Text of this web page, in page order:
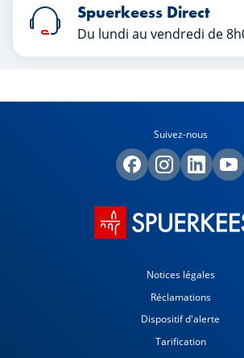
Spuerkeess Direct
Du lundi au vendredi de
Suivez-nous
Notices légales
Réclamations
Dispositif d'alerte
Tarification